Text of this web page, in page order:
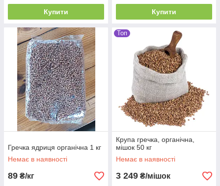
Купити Купити
Гречка ядриця органічна 1 кг
Немає в наявності
89 ₴/кг
Топ
Крупа гречка, органічна,
мішок 50 кг
Немає в наявності
3 249 ₴/мішок